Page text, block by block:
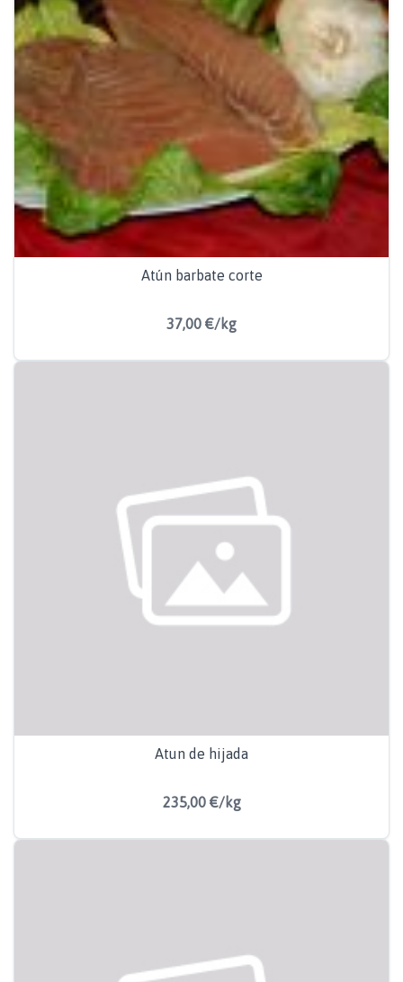
Atún barbate corte
37,00 €/kg
Atun de hijada
235,00 €/kg